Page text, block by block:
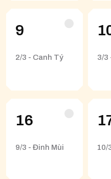
9
2/3 - Canh Tý 3/3
16
9/3 - Đinh Mùi 10/